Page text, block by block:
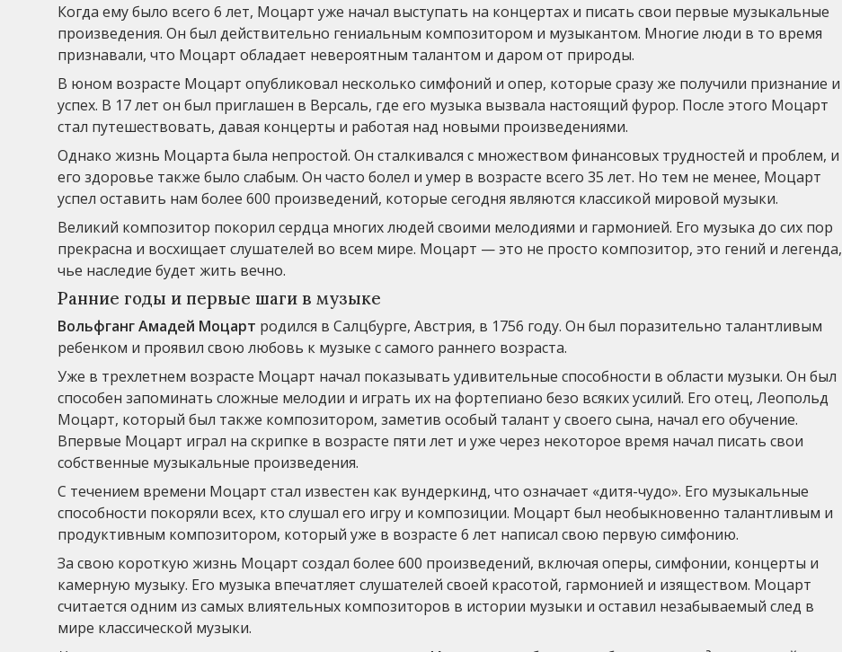
Когда ему было всего 6 лет, Моцарт уже начал выступать на концертах и писать свои первые музыкальные
произведения. Он был действительно гениальным композитором и музыкантом. Многие люди в то время
признавали, что Моцарт обладает невероятным талантом и даром от природы.
В юном возрасте Моцарт опубликовал несколько симфоний и опер, которые сразу же получили признание и
успех. В 17 лет он был приглашен в Версаль, где его музыка вызвала настоящий фурор. После этого Моцарт
стал путешествовать, давая концерты и работая над новыми произведениями.
Однако жизнь Моцарта была непростой. Он сталкивался с множеством финансовых трудностей и проблем, и
его здоровье также было слабым. Он часто болел и умер в возрасте всего 35 лет. Но тем не менее, Моцарт
успел оставить нам более 600 произведений, которые сегодня являются классикой мировой музыки.
Великий композитор покорил сердца многих людей своими мелодиями и гармонией. Его музыка до сих пор
прекрасна и восхищает слушателей во всем мире. Моцарт — это не просто композитор, это гений и легенда,
чье наследие будет жить вечно.
Ранние годы и первые шаги в музыке
Вольфганг Амадей Моцарт родился в Салцбурге, Австрия, в 1756 году. Он был поразительно талантливым
ребенком и проявил свою любовь к музыке с самого раннего возраста.
Уже в трехлетнем возрасте Моцарт начал показывать удивительные способности в области музыки. Он был
способен запоминать сложные мелодии и играть их на фортепиано безо всяких усилий. Его отец, Леопольд
Моцарт, который был также композитором, заметив особый талант у своего сына, начал его обучение.
Впервые Моцарт играл на скрипке в возрасте пяти лет и уже через некоторое время начал писать свои
собственные музыкальные произведения.
С течением времени Моцарт стал известен как вундеркинд, что означает «дитя-чудо». Его музыкальные
способности покоряли всех, кто слушал его игру и композиции. Моцарт был необыкновенно талантливым и
продуктивным композитором, который уже в возрасте 6 лет написал свою первую симфонию.
За свою короткую жизнь Моцарт создал более 600 произведений, включая оперы, симфонии, концерты и
камерную музыку. Его музыка впечатляет слушателей своей красотой, гармонией и изяществом. Моцарт
считается одним из самых влиятельных композиторов в истории музыки и оставил незабываемый след в
мире классической музыки.